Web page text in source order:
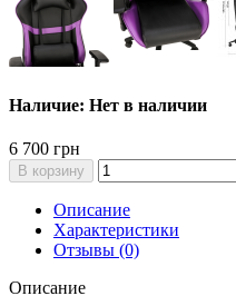
Наличие: Нет в наличии
6 700 грн
В корзину
Описание
Характеристики
Отзывы (0)
Описание